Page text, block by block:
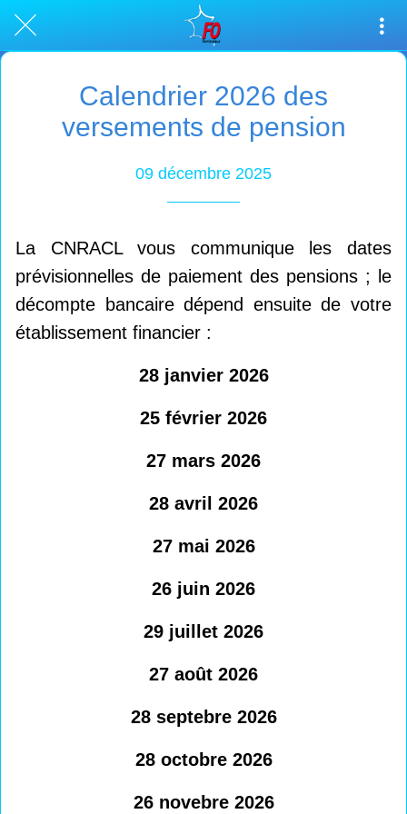
Calendrier 2026 des
versements de pension
09 décembre 2025
La CNRACL vous communique les dates
prévisionnelles de paiement des pensions ; le
décompte bancaire dépend ensuite de votre
établissement financier :
28 janvier 2026
25 février 2026
27 mars 2026
28 avril 2026
27 mai 2026
26 juin 2026
29 juillet 2026
27 août 2026
28 septebre 2026
28 octobre 2026
26 novebre 2026